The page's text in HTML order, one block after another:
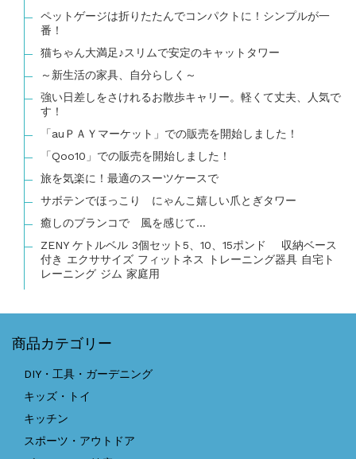
ペットゲージは折りたたんでコンパクトに！シンプルが一
番！
猫ちゃん大満足♪スリムで安定のキャットタワー
～新生活の家具、自分らしく～
強い日差しをさけれるお散歩キャリー。軽くて丈夫、人気で
す！
「auＰＡＹマーケット」での販売を開始しました！
「Qoo10」での販売を開始しました！
旅を気楽に！最適のスーツケースで
サボテンでほっこり にゃんこ嬉しい爪とぎタワー
癒しのブランコで 風を感じて…
ZENY ケトルベル 3個セット5、10、15ポンド 収納ベース
付き エクササイズ フィットネス トレーニング器具 自宅ト
レーニング ジム 家庭用
商品カテゴリー
DIY・工具・ガーデニング
キッズ・トイ
キッチン
スポーツ・アウトドア